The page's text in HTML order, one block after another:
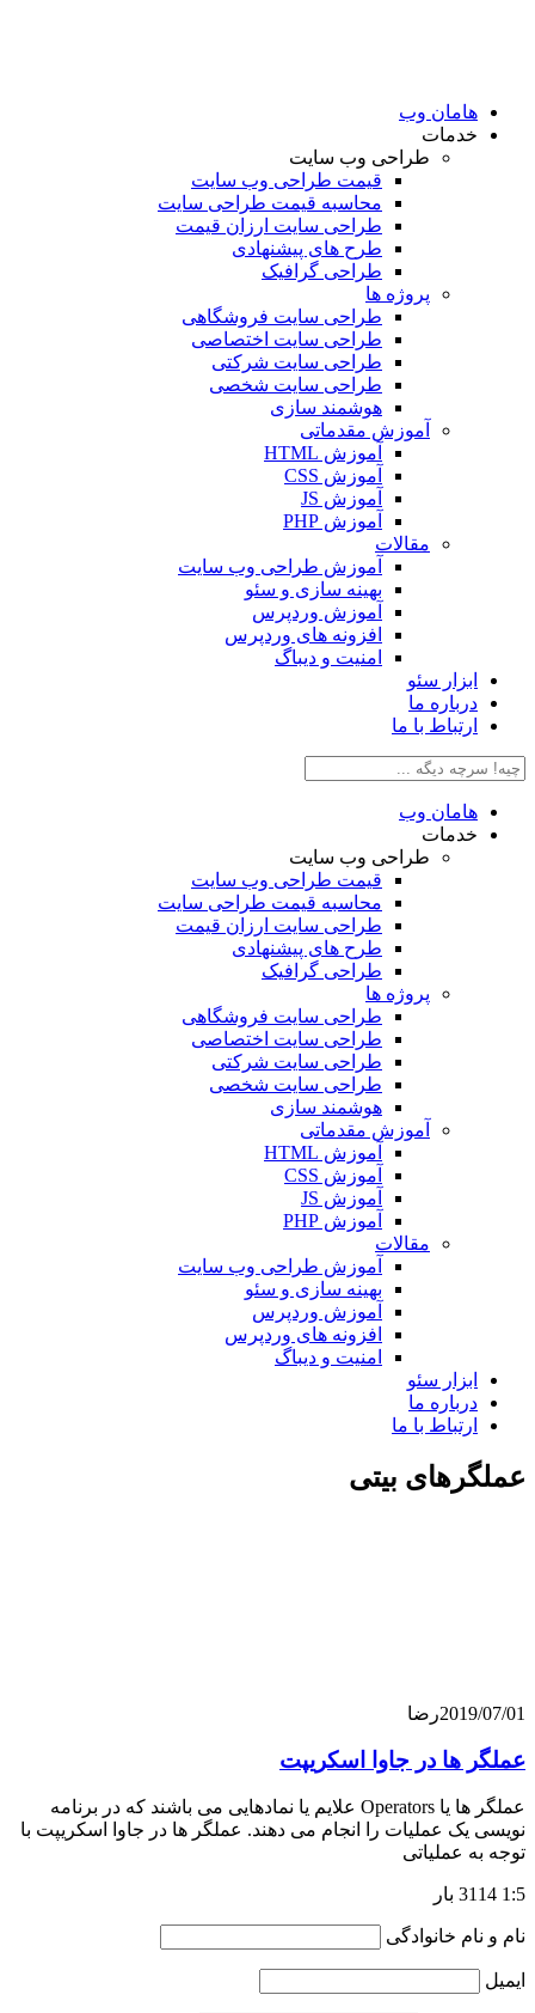
وب
طراحی وب سایت
قیمت طراحی وب سایت
محاسبه قیمت طراحی سایت
طراحی سایت ارزان قیمت
طرح های پیشنهادی
طراحی گرافیک
پروژه ها
طراحی سایت فروشگاهی
طراحی سایت اختصاصی
طراحی سایت شرکتی
طراحی سایت شخصی
هوشمند سازی
آموزش مقدماتی
آموزش HTML
آموزش CSS
آموزش JS
آموزش PHP
مقالات
آموزش طراحی وب سایت
بهینه سازی و سئو
آموزش وردپرس
افزونه های وردپرس
امنیت و دیباگ
سئو
ما
با ما
وب
طراحی وب سایت
قیمت طراحی وب سایت
محاسبه قیمت طراحی سایت
طراحی سایت ارزان قیمت
طرح های پیشنهادی
طراحی گرافیک
پروژه ها
طراحی سایت فروشگاهی
طراحی سایت اختصاصی
طراحی سایت شرکتی
طراحی سایت شخصی
هوشمند سازی
آموزش مقدماتی
آموزش HTML
آموزش CSS
آموزش JS
آموزش PHP
مقالات
آموزش طراحی وب سایت
بهینه سازی و سئو
آموزش وردپرس
افزونه های وردپرس
امنیت و دیباگ
سئو
ما
با ما
بیتی
رضا
ها در جاوا اسکریپت
عملگر ها یا Operators علایم یا نمادهایی می باشند که در برنامه
عملیات را انجام می دهند. عملگر ها در جاوا اسکریپت با
عملیاتی
خانوادگی